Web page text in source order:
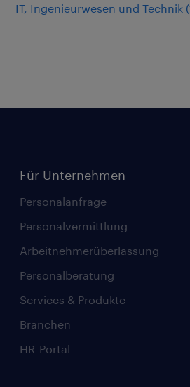
IT, Ingenieurwesen und Technik (
Für Unternehmen
Personalanfrage
Personalvermittlung
Arbeitnehmerüberlassung
Personalberatung
Services & Produkte
Branchen
HR-Portal